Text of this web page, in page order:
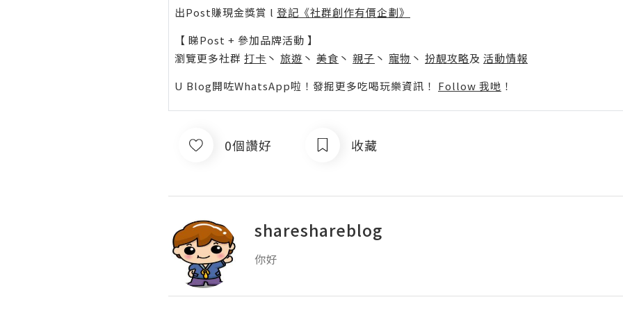
出Post賺現金獎賞 l 登記《社群創作有價企劃》
【 睇Post + 參加品牌活動 】
瀏覽更多社群 打卡 丶 旅遊 丶 美食 丶 親子 丶 寵物 丶 扮靚攻略及 活動情報
U Blog開咗WhatsApp啦！發掘更多吃喝玩樂資訊！ Follow 我哋 ！
0個讚好 收藏
shareshareblog
你好